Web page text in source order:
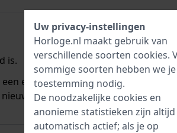
is.
e-mail zodra we het weer op
voorraad. Het wordt
Uw privacy-instellingen
Horloge.nl maakt gebruik van
verschillende soorten cookies.
sommige soorten hebben we je
toestemming nodig.
De noodzakelijke cookies en
anonieme statistieken zijn altijd
automatisch actief; als je op